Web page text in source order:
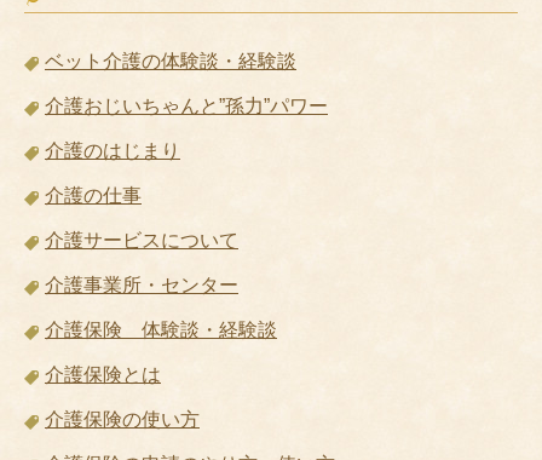
ベット介護の体験談・経験談
介護おじいちゃんと”孫力”パワー
介護のはじまり
介護の仕事
介護サービスについて
介護事業所・センター
介護保険 体験談・経験談
介護保険とは
介護保険の使い方